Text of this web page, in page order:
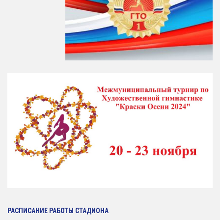
Зал сухого плавания
РАСПИСАНИЕ РАБОТЫ СТАДИОНА